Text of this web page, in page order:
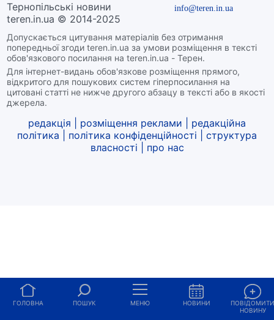
Тернопільські новини
teren.in.ua © 2014-2025
Допускається цитування матеріалів без отримання
попередньої згоди teren.in.ua за умови розміщення в тексті
обов'язкового посилання на teren.in.ua - Терен.
Для інтернет-видань обов'язкове розміщення прямого,
відкритого для пошукових систем гіперпосилання на
цитовані статті не нижче другого абзацу в тексті або в якості
джерела.
info@teren.in.ua
редакція розміщення реклами
редакційна
політика
політика конфіденційності
структура
власності
про нас
ГОЛОВНА ПОШУК МЕНЮ НОВИНИ
НОВИНУ